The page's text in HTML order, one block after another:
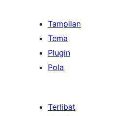
Tampilan
Tema
Plugin
Pola
Terlibat